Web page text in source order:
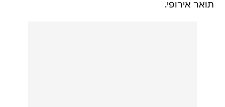
תואר אירופי.